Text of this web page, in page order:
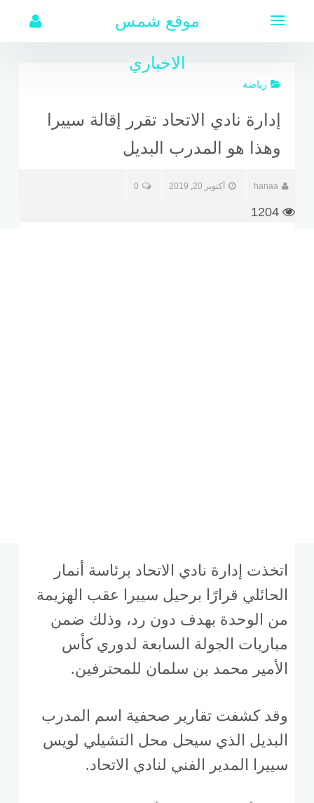
موقع شمس
الاخباري
رياضة
إدارة نادي الاتحاد تقرر إقالة سييرا
وهذا هو المدرب البديل
hanaa أكتوبر 20, 2019 0
1204
اتخذت إدارة نادي الاتحاد برئاسة أنمار
الحائلي قرارًا برحيل سييرا عقب الهزيمة
من الوحدة بهدف دون رد، وذلك ضمن
مباريات الجولة السابعة لدوري كأس
الأمير محمد بن سلمان للمحترفين.
وقد كشفت تقارير صحفية اسم المدرب
البديل الذي سيحل محل التشيلي لويس
سييرا المدير الفني لنادي الاتحاد.